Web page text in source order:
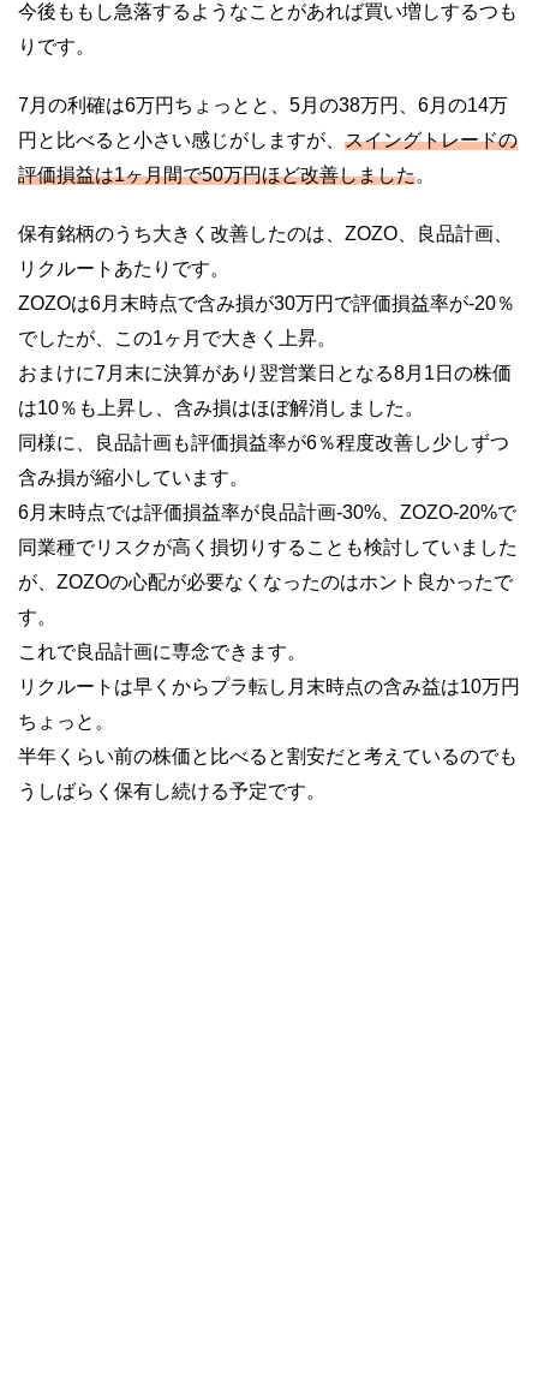
今後ももし急落するようなことがあれば買い増しするつも
りです。
7月の利確は6万円ちょっとと、5月の38万円、6月の14万
円と比べると小さい感じがしますが、 スイングトレードの
評価損益は1ヶ月間で50万円ほど改善しました。
保有銘柄のうち大きく改善したのは、ZOZO、良品計画、
リクルートあたりです。
ZOZOは6月末時点で含み損が30万円で評価損益率が-20％
でしたが、この1ヶ月で大きく上昇。
おまけに7月末に決算があり翌営業日となる8月1日の株価
は10％も上昇し、含み損はほぼ解消しました。
同様に、良品計画も評価損益率が6％程度改善し少しずつ
含み損が縮小しています。
6月末時点では評価損益率が良品計画-30%、ZOZO-20%で
同業種でリスクが高く損切りすることも検討していました
が、ZOZOの心配が必要なくなったのはホント良かったで
す。
これで良品計画に専念できます。
リクルートは早くからプラ転し月末時点の含み益は10万円
ちょっと。
半年くらい前の株価と比べると割安だと考えているのでも
うしばらく保有し続ける予定です。